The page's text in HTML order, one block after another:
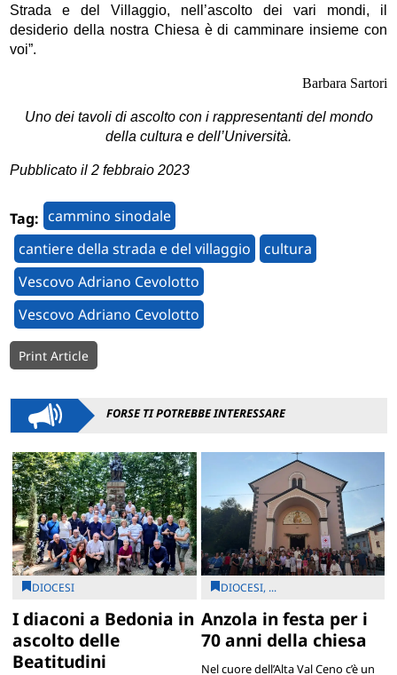
Strada e del Villaggio, nell’ascolto dei vari mondi, il
desiderio della nostra Chiesa è di camminare insieme con
voi”.
Barbara Sartori
Uno dei tavoli di ascolto con i rappresentanti del mondo
della cultura e dell’Università.
Pubblicato il 2 febbraio 2023
Tag: cammino sinodale
cantiere della strada e del villaggio
cultura
Vescovo Adriano Cevolotto
Vescovo Adriano Cevolotto
Print Article
FORSE TI POTREBBE INTERESSARE
DIOCESI
I diaconi a Bedonia in
ascolto delle
Beatitudini
DIOCESI, ...
Anzola in festa per i
70 anni della chiesa
Nel cuore dell’Alta Val Ceno c’è un